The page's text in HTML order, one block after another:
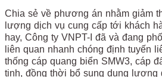
Chia sẻ về phương án nhằm giảm
lượng dịch vụ cung cấp tới khách
hay, Công ty VNPT-I đã và đang
liên quan nhanh chóng định tuyến
thống cáp quang biển SMW3, cáp
tinh, đồng thời bổ sung dung lượng